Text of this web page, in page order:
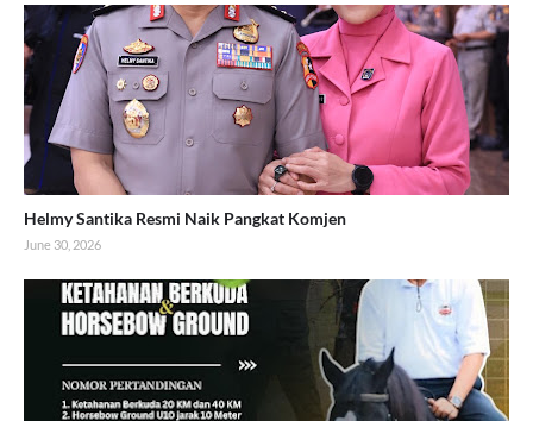
Helmy Santika Resmi Naik Pangkat Komjen
June 30, 2026